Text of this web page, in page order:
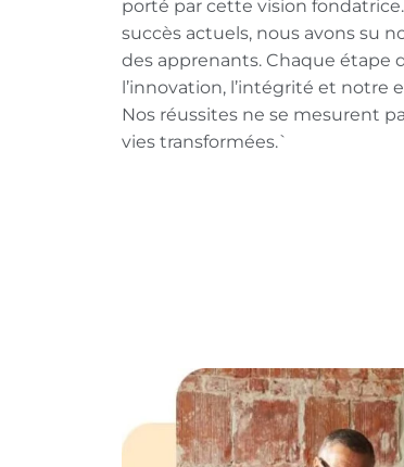
porté par cette vision
succès actuels, nous avons su
des apprenants. Chaque étape
l’innovation, l’intégrité et notre
Nos réussites ne se mesurent
vies transformées.`